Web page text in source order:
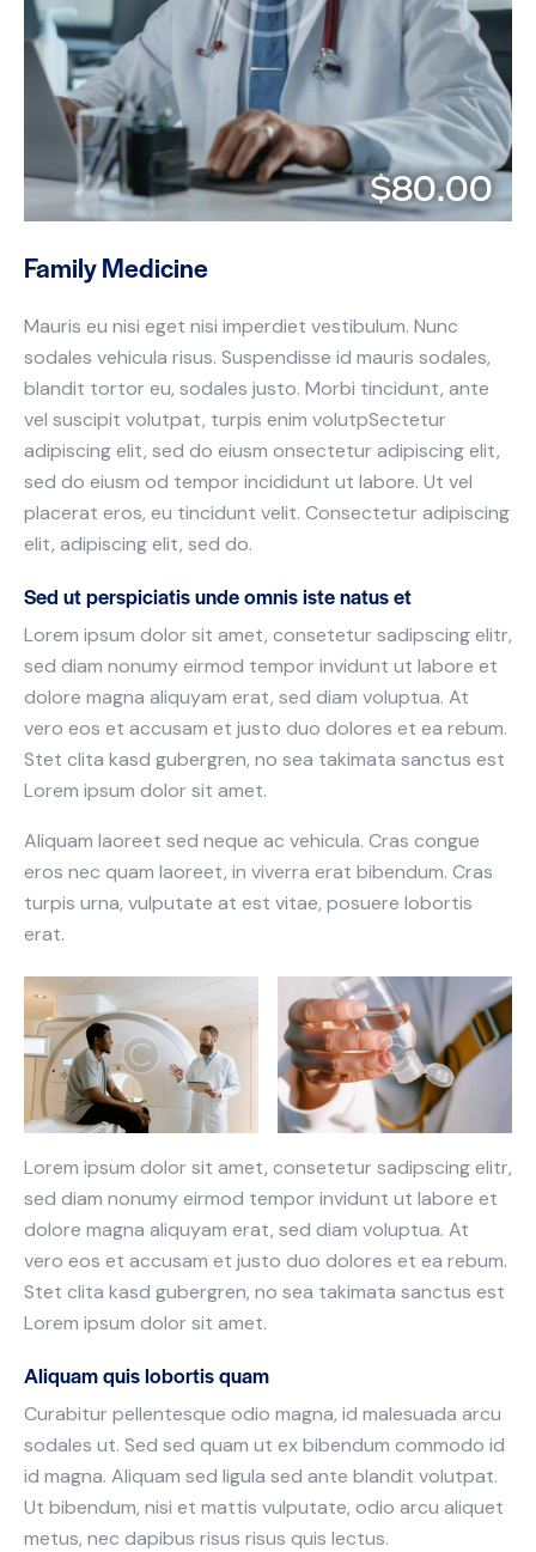
$80.00
Family Medicine
Mauris eu nisi eget nisi imperdiet vestibulum. Nunc
sodales vehicula risus. Suspendisse id mauris sodales,
blandit tortor eu, sodales justo. Morbi tincidunt, ante
vel suscipit volutpat, turpis enim volutpSectetur
adipiscing elit, sed do eiusm onsectetur adipiscing elit,
sed do eiusm od tempor incididunt ut labore. Ut vel
placerat eros, eu tincidunt velit. Consectetur adipiscing
elit, adipiscing elit, sed do.
Sed ut perspiciatis unde omnis iste natus et
Lorem ipsum dolor sit amet, consetetur sadipscing elitr,
sed diam nonumy eirmod tempor invidunt ut labore et
dolore magna aliquyam erat, sed diam voluptua. At
vero eos et accusam et justo duo dolores et ea rebum.
Stet clita kasd gubergren, no sea takimata sanctus est
Lorem ipsum dolor sit amet.
Aliquam laoreet sed neque ac vehicula. Cras congue
eros nec quam laoreet, in viverra erat bibendum. Cras
turpis urna, vulputate at est vitae, posuere lobortis
erat.
Lorem ipsum dolor sit amet, consetetur sadipscing elitr,
sed diam nonumy eirmod tempor invidunt ut labore et
dolore magna aliquyam erat, sed diam voluptua. At
vero eos et accusam et justo duo dolores et ea rebum.
Stet clita kasd gubergren, no sea takimata sanctus est
Lorem ipsum dolor sit amet.
Aliquam quis lobortis quam
Curabitur pellentesque odio magna, id malesuada arcu
sodales ut. Sed sed quam ut ex bibendum commodo id
id magna. Aliquam sed ligula sed ante blandit volutpat.
Ut bibendum, nisi et mattis vulputate, odio arcu aliquet
metus, nec dapibus risus risus quis lectus.